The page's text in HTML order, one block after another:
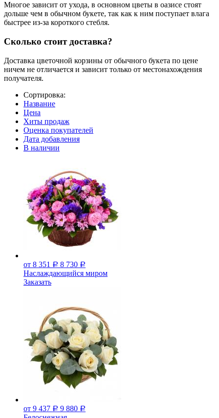
Многое зависит от ухода, в основном цветы в оазисе стоят
дольше чем в обычном букете, так как к ним поступает влага
быстрее из-за короткого стебля.
Сколько стоит доставка?
Доставка цветочной корзины от обычного букета по цене
ничем не отличается и зависит только от местонахождения
получателя.
Сортировка:
Название
Цена
Хиты продаж
Оценка покупателей
Дата добавления
В наличии
от 8 351 Р 8 730 Р
Наслаждающийся миром
Заказать
от 9 437 Р 9 880 Р